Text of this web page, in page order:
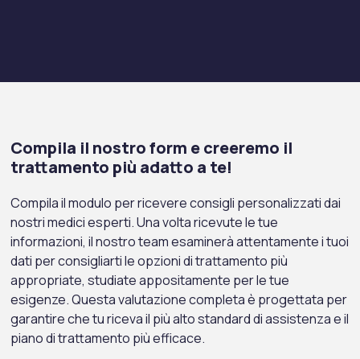
Compila il nostro form e creeremo il
trattamento più adatto a te!
Compila il modulo per ricevere consigli personalizzati dai
nostri medici esperti. Una volta ricevute le tue
informazioni, il nostro team esaminerà attentamente i tuoi
dati per consigliarti le opzioni di trattamento più
appropriate, studiate appositamente per le tue
esigenze. Questa valutazione completa è progettata per
garantire che tu riceva il più alto standard di assistenza e il
piano di trattamento più efficace.